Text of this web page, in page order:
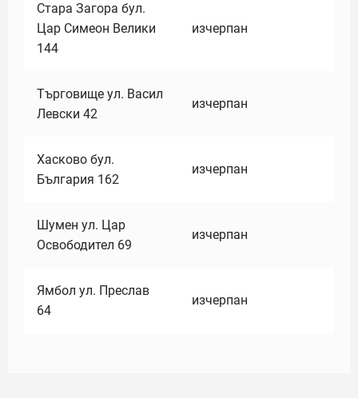
Стара Загора бул.
Цар Симеон Велики
144
изчерпан
Търговище ул. Васил
Левски 42
изчерпан
Хасково бул.
България 162
изчерпан
Шумен ул. Цар
Освободител 69
изчерпан
Ямбол ул. Преслав
64
изчерпан